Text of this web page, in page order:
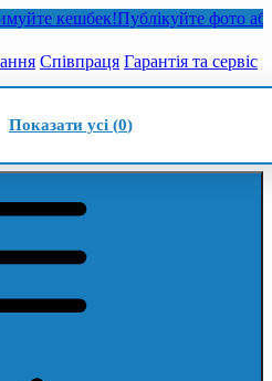
кешбек!Публікуйте фото або
Співпраця Гарантія та сервіс
Показати усі (0)